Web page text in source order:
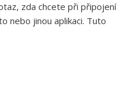
zda chcete při připojení
nebo jinou aplikaci. Tuto